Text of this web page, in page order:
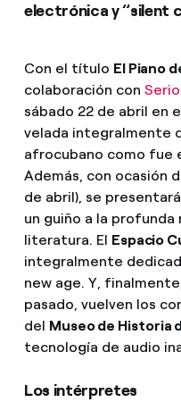
electrónica y “silent
Con el título El Piano
colaboración con
sábado 22 de abril en
velada integralmente
afrocubano como fue
Además, con ocasión
de abril), se
un guiño a la
literatura. El Espacio
integralmente
new age. Y,
pasado, vuelven los
del Museo de Historia
tecnología de audio
Los intérpretes